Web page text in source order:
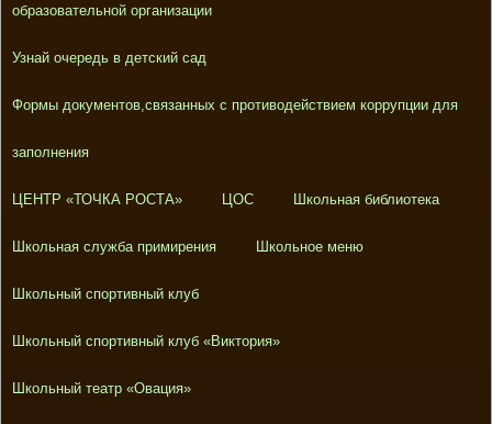
образовательной организации
Узнай очередь в детский сад
Формы документов,связанных с противодействием коррупции для
заполнения
ЦЕНТР «ТОЧКА РОСТА» ЦОС Школьная библиотека
Школьная служба примирения Школьное меню
Школьный спортивный клуб
Школьный спортивный клуб «Виктория»
Школьный театр «Овация»